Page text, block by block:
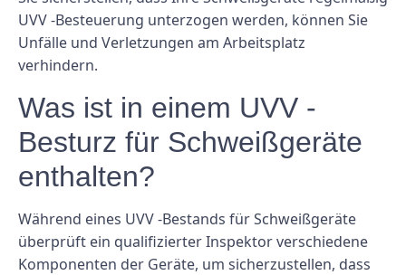
UVV -Besteuerung unterzogen werden, können Sie
Unfälle und Verletzungen am Arbeitsplatz
verhindern.
Was ist in einem UVV -
Besturz für Schweißgeräte
enthalten?
Während eines UVV -Bestands für Schweißgeräte
überprüft ein qualifizierter Inspektor verschiedene
Komponenten der Geräte, um sicherzustellen, dass